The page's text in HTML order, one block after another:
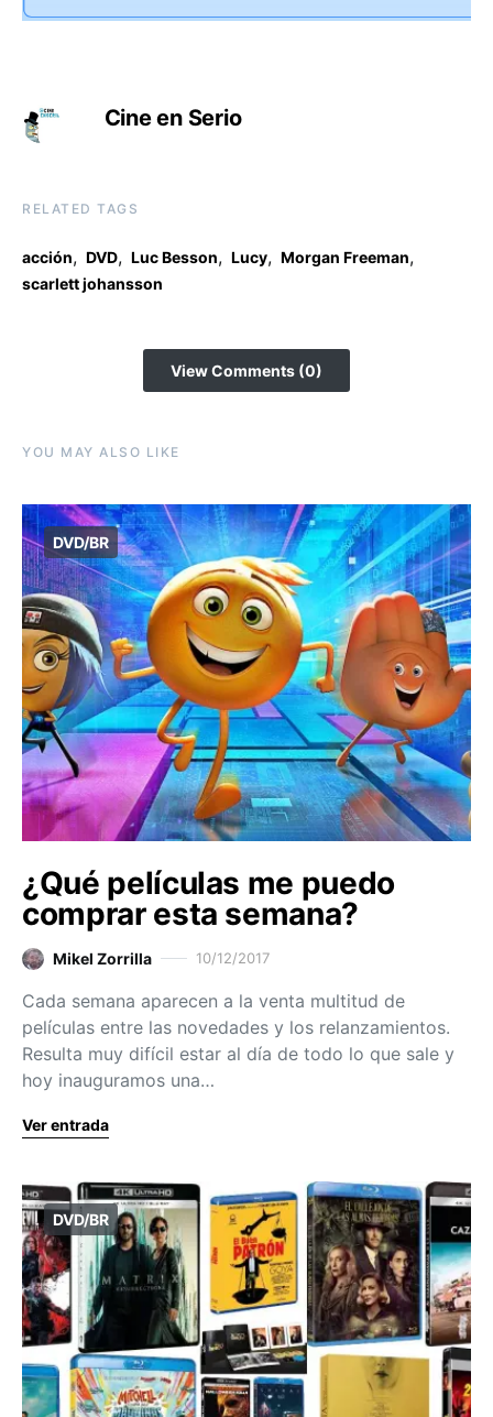
Cine en Serio
RELATED TAGS
acción, DVD, Luc Besson, Lucy, Morgan Freeman,
scarlett johansson
View Comments (0)
YOU MAY ALSO LIKE
DVD/BR
¿Qué películas me puedo
comprar esta semana?
Mikel Zorrilla 10/12/2017
Cada semana aparecen a la venta multitud de
películas entre las novedades y los relanzamientos.
Resulta muy difícil estar al día de todo lo que sale y
hoy inauguramos una…
Ver entrada
DVD/BR